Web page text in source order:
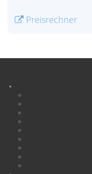
Preisrechner